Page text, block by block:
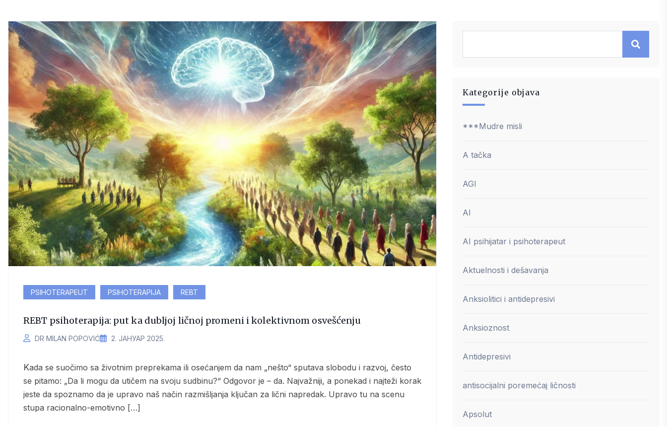
PSIHOTERAPEUT PSIHOTERAPIJA REBT
REBT psihoterapija: put ka dubljoj ličnoj promeni i kolektivnom osvešćenju
DR MILAN POPOVIĆ 2. ЈАНУАР 2025.
Kada se suočimo sa životnim preprekama ili osećanjem da nam „nešto“ sputava slobodu i razvoj, često
se pitamo: „Da li mogu da utičem na svoju sudbinu?“ Odgovor je – da. Najvažniji, a ponekad i najteži korak
jeste da spoznamo da je upravo naš način razmišljanja ključan za lični napredak. Upravo tu na scenu
stupa racionalno-emotivno […]
Kategorije objava
***Mudre misli
A tačka
AGI
AI
AI psihijatar i psihoterapeut
Aktuelnosti i dešavanja
Anksiolitici i antidepresivi
Anksioznost
Antidepresivi
antisocijalni poremećaj ličnosti
Apsolut